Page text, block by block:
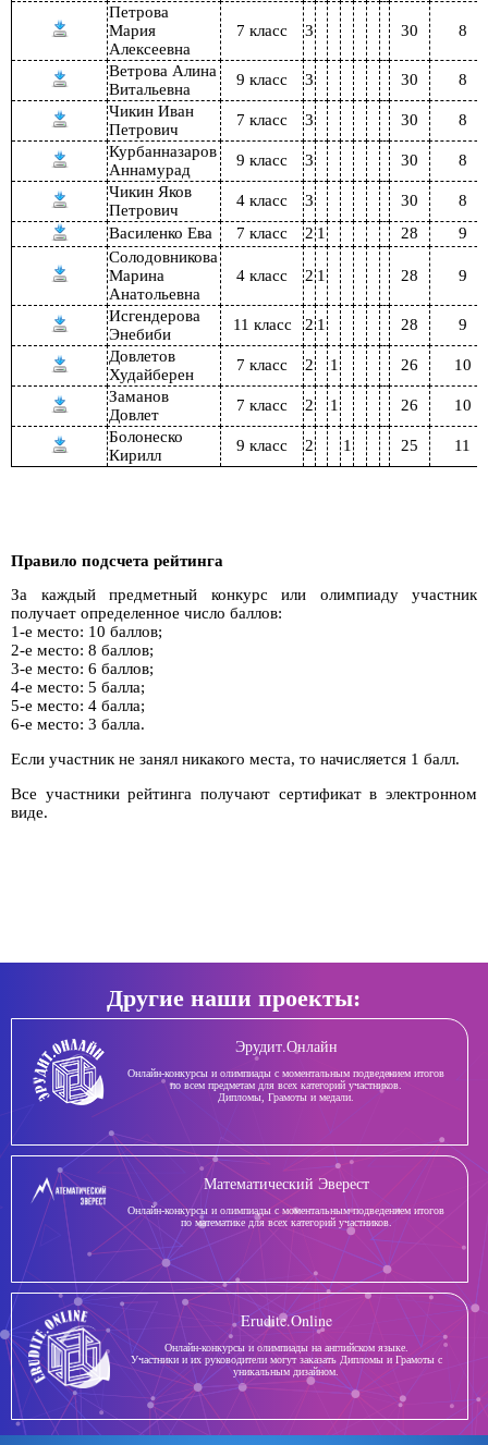
Петрова
Мария
Алексеевна
7 класс 3 30 8
Ветрова Алина
Витальевна
9 класс 3 30
8
Чикин Иван
Петрович
7 класс 3 30
8
Курбанназаров
Аннамурад
9 класс 3 30
8
Чикин Яков
Петрович
4 класс 3 30
8
Василенко Ева
7 класс 2 1 28
9
Солодовникова
Марина
Анатольевна
4 класс 2 1 28 9
Исгендерова
Энебиби
11 класс 2 1 28
9
Довлетов
Худайберен
7 класс 2 1 26
10
Заманов
Довлет
7 класс 2 1 26
10
Болонеско
Кирилл
9 класс 2 1 25 11
Правило подсчета рейтинга
За каждый предметный конкурс или олимпиаду участник
получает определенное число баллов:
1-е место: 10 баллов;
2-е место: 8 баллов;
3-е место: 6 баллов;
4-е место: 5 балла;
5-е место: 4 балла;
6-е место: 3 балла.
Если участник не занял никакого места, то начисляется 1 балл.
Все участники рейтинга получают сертификат в электронном
виде.
Другие наши проекты:
Эрудит.Онлайн
Онлайн-конкурсы и олимпиады с моментальным подведением итогов
по всем предметам для всех категорий участников.
Дипломы, Грамоты и медали.
Математический Эверест
Онлайн-конкурсы и олимпиады с моментальным подведением итогов
по математике для всех категорий участников.
Erudite.Online
Онлайн-конкурсы и олимпиады на английском языке.
Участники и их руководители могут заказать Дипломы и Грамоты с
уникальным дизайном.